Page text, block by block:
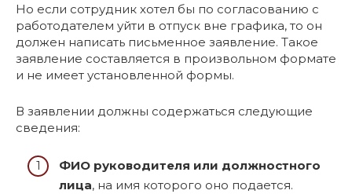
Но если сотрудник хотел бы по согласованию с
работодателем уйти в отпуск вне графика, то он
должен написать письменное заявление. Такое
заявление составляется в произвольном формате
и не имеет установленной формы.
В заявлении должны содержаться следующие
сведения:
ФИО руководителя или должностного
лица, на имя которого оно подается.